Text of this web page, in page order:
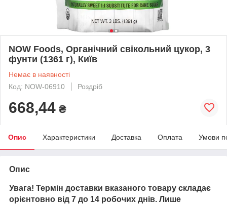
NOW Foods, Органічний свікольний цукор, 3
фунти (1361 г), Київ
Немає в наявності
Код: NOW-06910
Роздріб
668,44 ₴
Опис Характеристики Доставка Оплата Умови
Опис
Увага! Термін доставки вказаного товару складає
орієнтовно від 7 до 14 робочих днів. Лише